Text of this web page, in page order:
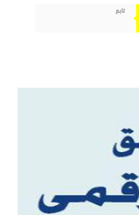
تابع